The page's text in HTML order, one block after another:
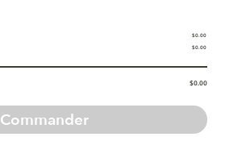
$0.00
$0.00
$0.00
Commander